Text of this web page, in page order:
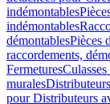
indémontables
indémontables
démontablesPièces
raccordements,
Fermetures
murales
pour Distributeurs